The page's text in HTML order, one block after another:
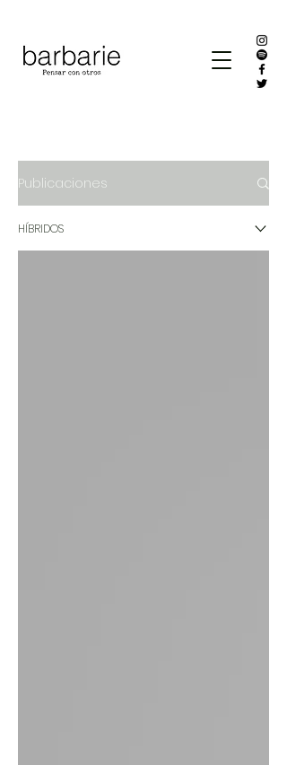
Publicaciones
HÍBRIDOS